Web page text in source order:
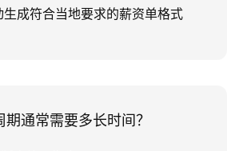
生成符合当地要求的薪资单格式
期通常需要多长时间？